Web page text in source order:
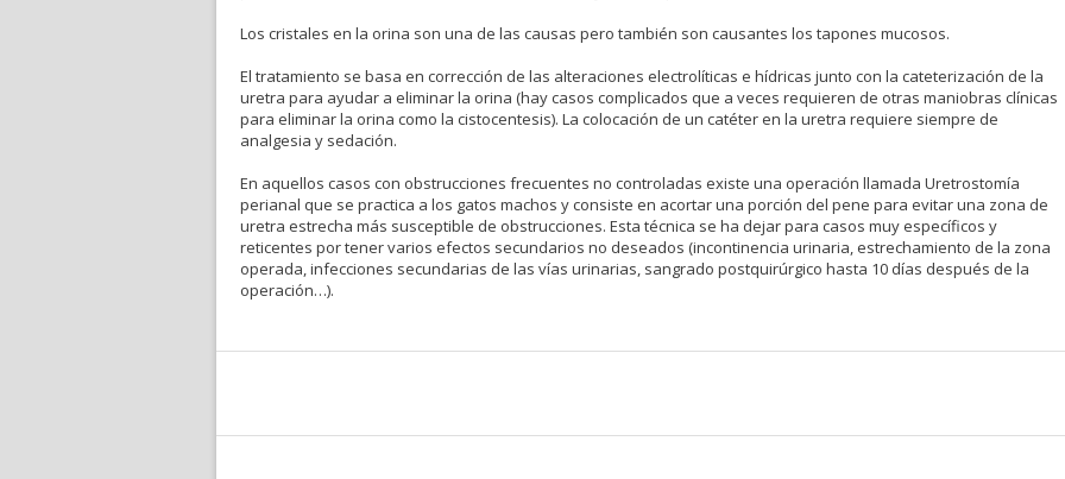
Los cristales en la orina son una de las causas pero también son causantes los tapones mucosos.
El tratamiento se basa en corrección de las alteraciones electrolíticas e hídricas junto con la cateterización de la
uretra para ayudar a eliminar la orina (hay casos complicados que a veces requieren de otras maniobras clínicas
para eliminar la orina como la cistocentesis). La colocación de un catéter en la uretra requiere siempre de
analgesia y sedación.
En aquellos casos con obstrucciones frecuentes no controladas existe una operación llamada Uretrostomía
perianal que se practica a los gatos machos y consiste en acortar una porción del pene para evitar una zona de
uretra estrecha más susceptible de obstrucciones. Esta técnica se ha dejar para casos muy específicos y
reticentes por tener varios efectos secundarios no deseados (incontinencia urinaria, estrechamiento de la zona
operada, infecciones secundarias de las vías urinarias, sangrado postquirúrgico hasta 10 días después de la
operación…).